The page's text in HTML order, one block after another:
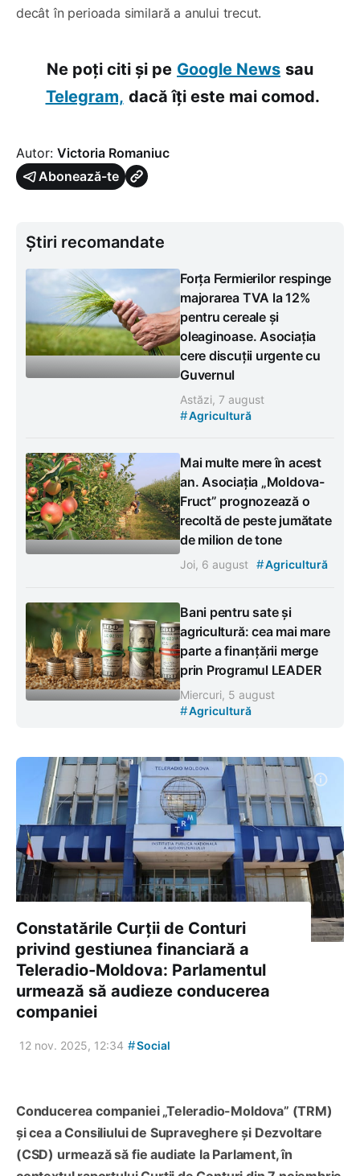
decât în perioada similară a anului trecut.
Ne poți citi și pe Google News sau
Telegram, dacă îți este mai comod.
Autor: Victoria Romaniuc
Abonează-te
Știri recomandate
Forța Fermierilor respinge
majorarea TVA la 12%
pentru cereale și
oleaginoase. Asociația
cere discuții urgente cu
Guvernul
Astăzi, 7 august
#Agricultură
Mai multe mere în acest
an. Asociația „Moldova-
Fruct” prognozează o
recoltă de peste jumătate
de milion de tone
Joi, 6 august #Agricultură
Bani pentru sate și
agricultură: cea mai mare
parte a finanțării merge
prin Programul LEADER
Miercuri, 5 august
#Agricultură
Constatările Curții de Conturi
privind gestiunea financiară a
Teleradio-Moldova: Parlamentul
urmează să audieze conducerea
companiei
12 nov. 2025, 12:34 #Social
Conducerea companiei „Teleradio-Moldova” (TRM)
și cea a Consiliului de Supraveghere și Dezvoltare
(CSD) urmează să fie audiate la Parlament, în